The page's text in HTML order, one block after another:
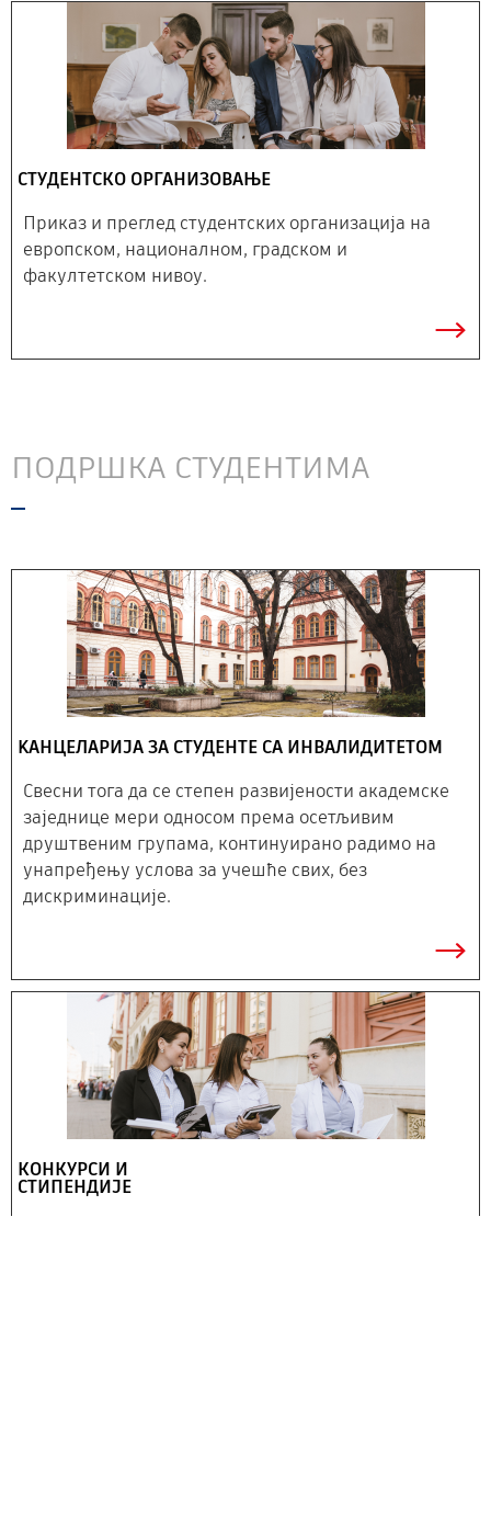
СТУДЕНТСКО ОРГАНИЗОВАЊЕ
Приказ и преглед студентских организација на
европском, националном, градском и
факултетском нивоу.
ПОДРШКА СТУДЕНТИМА
KАНЦЕЛАРИЈА ЗА СТУДЕНТЕ СА ИНВАЛИДИТЕТОМ
Свесни тога да се степен развијености академске
заједнице мери односом према осетљивим
друштвеним групама, континуирано радимо на
унапређењу услова за учешће свих, без
дискриминације.
КОНКУРСИ И
СТИПЕНДИЈЕ